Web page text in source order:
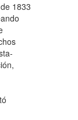
1833